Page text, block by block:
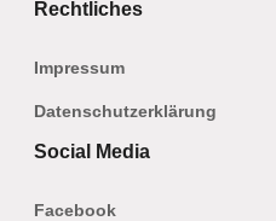
Rechtliches
Impressum
Datenschutzerklärung
Social Media
Facebook